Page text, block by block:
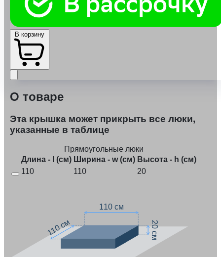
О товаре
Эта крышка может прикрыть все люки,
указанные в таблице
Прямоугольные люки
Длина - l (см) Ширина - w (см) Высота - h (см)
110
110 20
110 см
20 см
110 см